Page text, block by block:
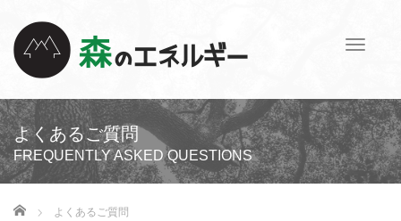
T
g
l
e
n
a
よくあるご質問
FREQUENTLY ASKED QUESTIONS
ホーム よくあるご質問